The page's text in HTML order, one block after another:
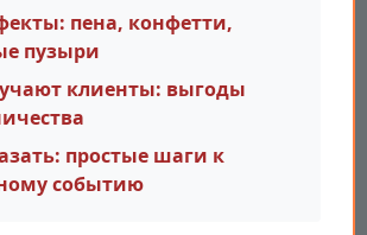
пена, конфетти,
пузыри
клиенты: выгоды
простые шаги к
событию